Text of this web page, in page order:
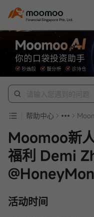
帮助中心
Moomoo新
福利 Demi
活动时间